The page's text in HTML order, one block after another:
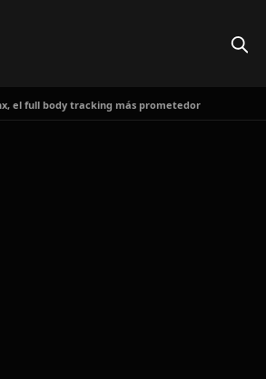
el full body tracking más prometedor